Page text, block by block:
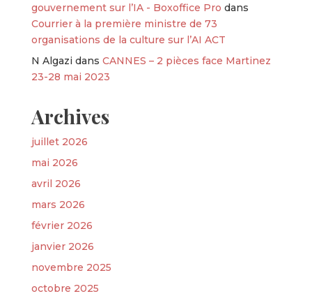
gouvernement sur l’IA - Boxoffice Pro dans
Courrier à la première ministre de 73
organisations de la culture sur l’AI ACT
N Algazi dans CANNES – 2 pièces face Martinez
23-28 mai 2023
Archives
juillet 2026
mai 2026
avril 2026
mars 2026
février 2026
janvier 2026
novembre 2025
octobre 2025